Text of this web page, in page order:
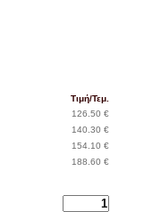
Τιμή/Τεμ.
126.50 €
140.30 €
154.10 €
188.60 €